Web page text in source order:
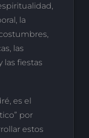
la
las
las fiestas
es el
por
estos